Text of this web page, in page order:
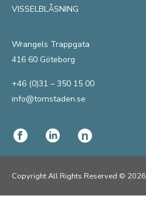
VISSELBLÅSNING
Wrangels Trappgata
416 60 Göteborg
+46 (0)31 – 350 15 00
info@tornstaden.se
Copyright All Rights Reserved © 2026